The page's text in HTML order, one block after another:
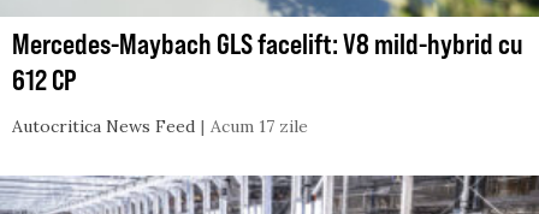
Mercedes-Maybach GLS facelift: V8 mild-hybrid cu
612 CP
Autocritica News Feed Acum 17 zile